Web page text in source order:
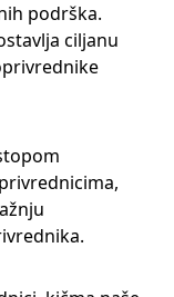
podrška.
ciljanu